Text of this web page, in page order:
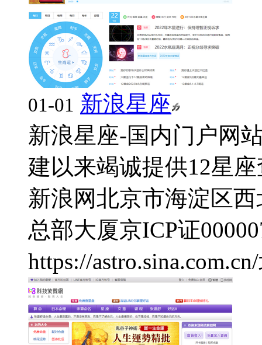
01-01 新浪星座
新浪星座-国内门户网
建以来竭诚提供12星
新浪网北京市海淀区
总部大厦京ICP证
https://astro.sina.com.cn/